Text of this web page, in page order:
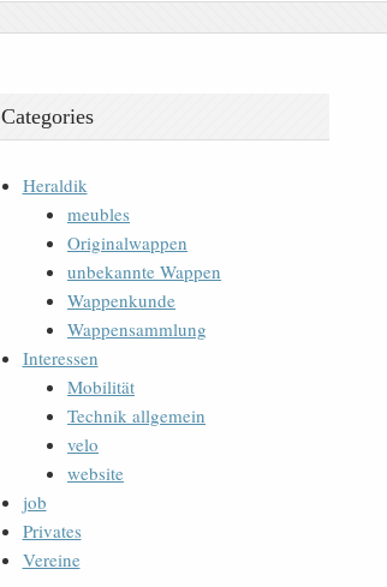
Categories
Heraldik
meubles
Originalwappen
unbekannte Wappen
Wappenkunde
Wappensammlung
Interessen
Mobilität
Technik allgemein
velo
website
job
Privates
Vereine